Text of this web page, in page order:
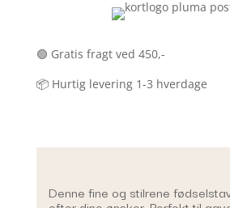
🟢 Gratis fragt ved 450,-
📦 Hurtig levering 1-3 hverdage
Denne fine og stilrene